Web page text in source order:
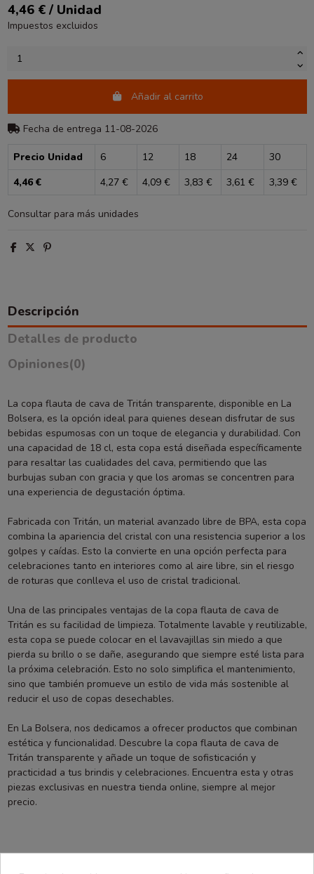
4,46 € / Unidad
Impuestos excluidos
Añadir al carrito
Fecha de entrega 11-08-2026
Precio Unidad 6 12 18 24
30
4,46 €
4,27 € 4,09 € 3,83 € 3,61 € 3,39 €
Consultar para más unidades
Descripción
Detalles de producto
Opiniones(0)
La copa flauta de cava de Tritán transparente, disponible en La
Bolsera, es la opción ideal para quienes desean disfrutar de sus
bebidas espumosas con un toque de elegancia y durabilidad. Con
una capacidad de 18 cl, esta copa está diseñada específicamente
para resaltar las cualidades del cava, permitiendo que las
burbujas suban con gracia y que los aromas se concentren para
una experiencia de degustación óptima.
Fabricada con Tritán, un material avanzado libre de BPA, esta copa
combina la apariencia del cristal con una resistencia superior a los
golpes y caídas. Esto la convierte en una opción perfecta para
celebraciones tanto en interiores como al aire libre, sin el riesgo
de roturas que conlleva el uso de cristal tradicional.
Una de las principales ventajas de la copa flauta de cava de
Tritán es su facilidad de limpieza. Totalmente lavable y reutilizable,
esta copa se puede colocar en el lavavajillas sin miedo a que
pierda su brillo o se dañe, asegurando que siempre esté lista para
la próxima celebración. Esto no solo simplifica el mantenimiento,
sino que también promueve un estilo de vida más sostenible al
reducir el uso de copas desechables.
En La Bolsera, nos dedicamos a ofrecer productos que combinan
estética y funcionalidad. Descubre la copa flauta de cava de
Tritán transparente y añade un toque de sofisticación y
practicidad a tus brindis y celebraciones. Encuentra esta y otras
piezas exclusivas en nuestra tienda online, siempre al mejor
precio.